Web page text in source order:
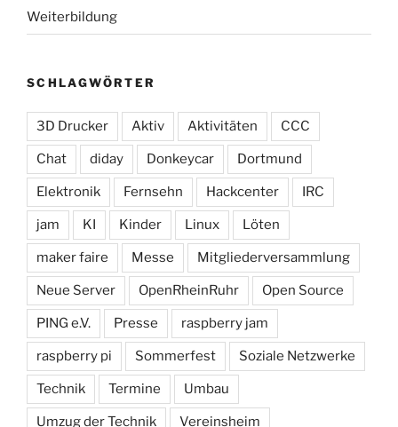
Weiterbildung
SCHLAGWÖRTER
3D Drucker Aktiv Aktivitäten CCC
Chat diday Donkeycar Dortmund
Elektronik Fernsehn Hackcenter IRC
jam KI Kinder Linux Löten
maker faire Messe Mitgliederversammlung
Neue Server OpenRheinRuhr Open Source
PING e.V. Presse raspberry jam
raspberry pi Sommerfest Soziale Netzwerke
Technik Termine Umbau
Umzug der Technik Vereinsheim